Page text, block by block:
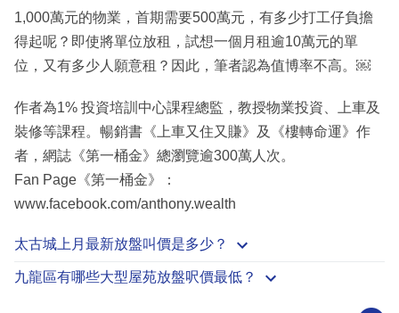
1,000萬元的物業，首期需要500萬元，有多少打工仔負擔
得起呢？即使將單位放租，試想一個月租逾10萬元的單
位，又有多少人願意租？因此，筆者認為值博率不高。￼
作者為1% 投資培訓中心課程總監，教授物業投資、上車及
裝修等課程。暢銷書《上車又住又賺》及《樓轉命運》作
者，網誌《第一桶金》總瀏覽逾300萬人次。
Fan Page《第一桶金》：
www.facebook.com/anthony.wealth
太古城上月最新放盤叫價是多少？
九龍區有哪些大型屋苑放盤呎價最低？